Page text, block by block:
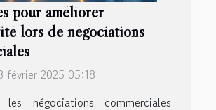
pour améliorer
lors de négociations
février 2025 05:18
les négociations commerciales